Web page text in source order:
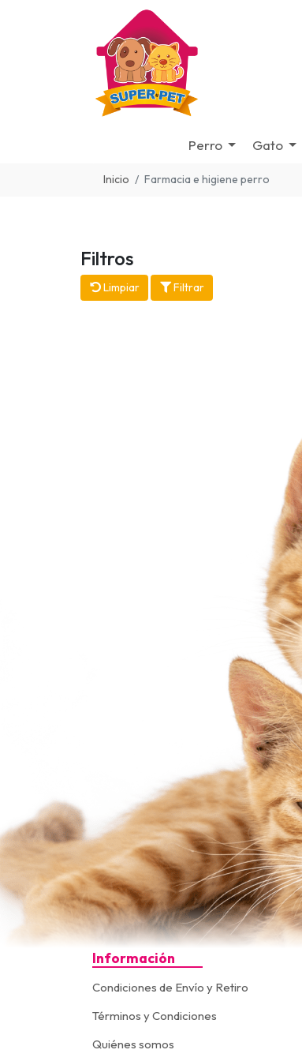
Perro Gato
Inicio Farmacia e higiene perro
Filtros
Limpiar Filtrar
Información
Condiciones de Envío y Retiro
Términos y Condiciones
Quiénes somos